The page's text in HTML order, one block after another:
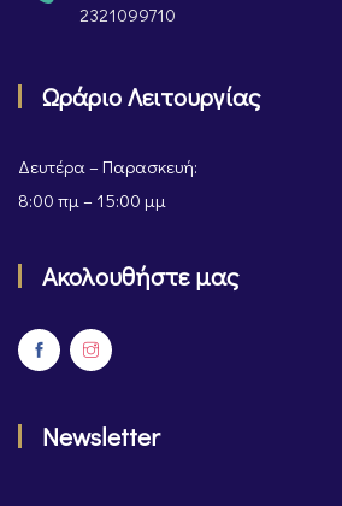
2321099710
Ωράριο Λειτουργίας
Δευτέρα – Παρασκευή:
8:00 πμ – 15:00 μμ
Ακολουθήστε μας
Newsletter